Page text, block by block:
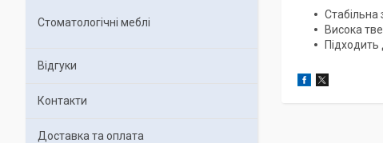
Стабільна
Висока
Стоматологічні меблі
Відгуки
Контакти
Доставка та оплата